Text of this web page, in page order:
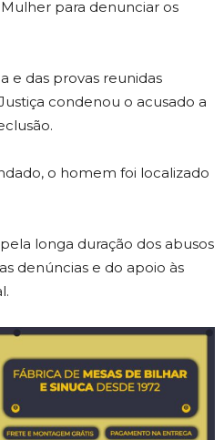
para denunciar os
e das provas reunidas
condenou o acusado a
o homem foi localizado
longa duração dos abusos
denúncias e do apoio às